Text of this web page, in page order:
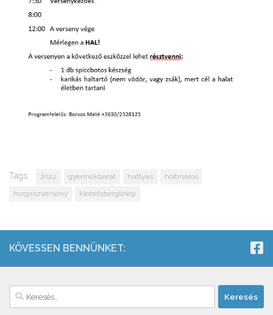
Tags: 2022 gyermekbarat hattyas
holtmaros
horgaszverseny
klebelsbergtelep
KÖVESSEN BENNÜNKET:
Keresés: